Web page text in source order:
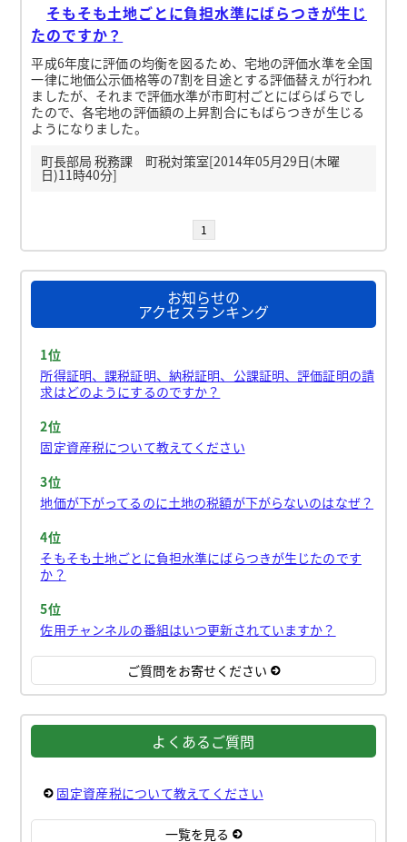
そもそも土地ごとに負担水準にばらつきが生じ
たのですか？
平成6年度に評価の均衡を図るため、宅地の評価水準を全国
一律に地価公示価格等の7割を目途とする評価替えが行われ
ましたが、それまで評価水準が市町村ごとにばらばらでし
たので、各宅地の評価額の上昇割合にもばらつきが生じる
ようになりました。
町長部局 税務課 町税対策室[2014年05月29日(木曜
日)11時40分]
1
お知らせの
アクセスランキング
1位
所得証明、課税証明、納税証明、公課証明、評価証明の請
求はどのようにするのですか？
2位
固定資産税について教えてください
3位
地価が下がってるのに土地の税額が下がらないのはなぜ？
4位
そもそも土地ごとに負担水準にばらつきが生じたのです
か？
5位
佐用チャンネルの番組はいつ更新されていますか？
ご質問をお寄せください
よくあるご質問
固定資産税について教えてください
一覧を見る